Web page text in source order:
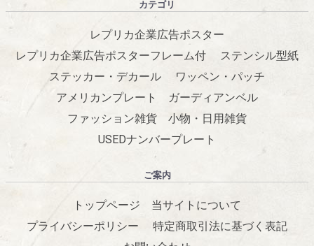
カテゴリ
レプリカ企業広告ポスター
レプリカ企業広告ポスターフレーム付
ステンシル型紙
ステッカー・デカール
ワッペン・パッチ
アメリカンプレート
ガーディアンベル
ファッション雑貨
小物・日用雑貨
USEDナンバープレート
ご案内
トップページ
当サイトについて
プライバシーポリシー
特定商取引法に基づく表記